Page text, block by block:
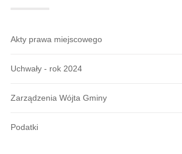
Akty prawa miejscowego
Uchwały - rok 2024
Zarządzenia Wójta Gminy
Podatki